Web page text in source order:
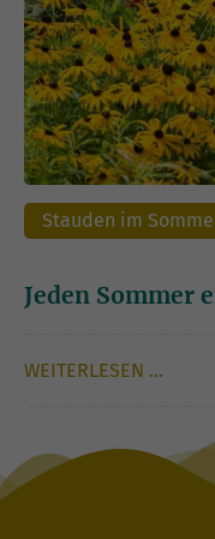
Stauden im
Jeden Sommer
WEITERLESEN …